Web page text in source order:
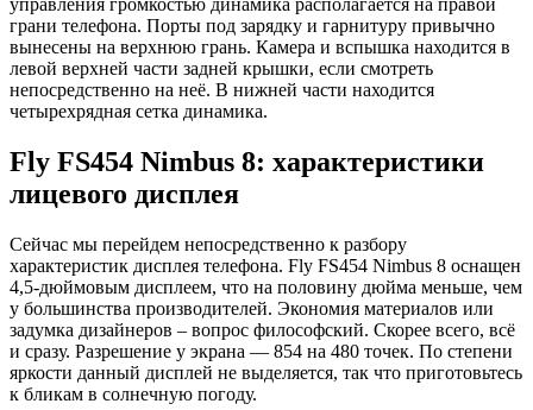
управления громкостью динамика располагается на правой
грани телефона. Порты под зарядку и гарнитуру привычно
вынесены на верхнюю грань. Камера и вспышка находится в
левой верхней части задней крышки, если смотреть
непосредственно на неё. В нижней части находится
четырехрядная сетка динамика.
Fly FS454 Nimbus 8: характеристики
лицевого дисплея
Сейчас мы перейдем непосредственно к разбору
характеристик дисплея телефона. Fly FS454 Nimbus 8 оснащен
4,5-дюймовым дисплеем, что на половину дюйма меньше, чем
у большинства производителей. Экономия материалов или
задумка дизайнеров – вопрос философский. Скорее всего, всё
и сразу. Разрешение у экрана — 854 на 480 точек. По степени
яркости данный дисплей не выделяется, так что приготовьтесь
к бликам в солнечную погоду.